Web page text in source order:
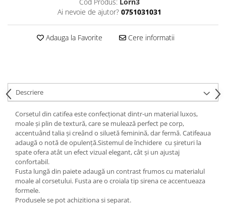
Ai nevoie de ajutor? 0751031031
Adauga la Favorite Cere informatii
Descriere
Corsetul din catifea este confecționat dintr-un material luxos,
moale și plin de textură, care se mulează perfect pe corp,
accentuând talia și creând o siluetă feminină, dar fermă. Catifeaua
adaugă o notă de opulență.Sistemul de închidere cu șireturi la
spate ofera atât un efect vizual elegant, cât și un ajustaj
confortabil.
Fusta lungă din paiete adaugă un contrast frumos cu materialul
moale al corsetului. Fusta are o croiala tip sirena ce accentueaza
formele.
Produsele se pot achizitiona si separat.